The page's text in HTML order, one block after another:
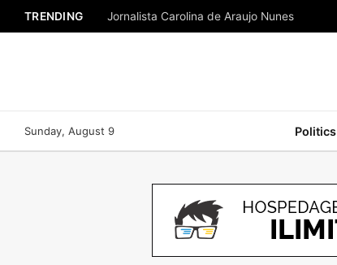
TRENDING Jornalista Carolina de Araujo Nunes
Sunday, August 9 Politics